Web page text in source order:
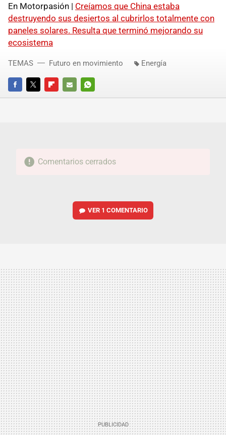
En Motorpasión | Creíamos que China estaba
destruyendo sus desiertos al cubrirlos totalmente con
paneles solares. Resulta que terminó mejorando su
ecosistema
FACEBOOKTWITTERFLIPBOARD
E-
WHATSAPP
TEMAS Futuro en movimiento Energía
Comentarios cerrados
VER 1 COMENTARIO